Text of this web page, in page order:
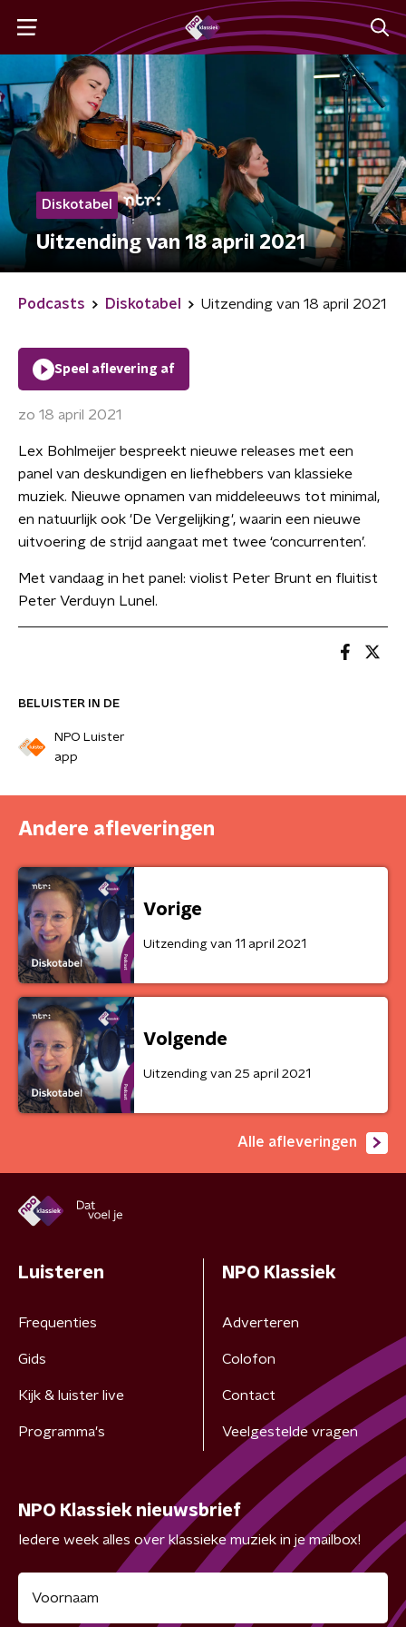
Diskotabel
Uitzending van 18 april 2021
Podcasts Diskotabel Uitzending van 18 april 2021
BELUISTER IN DE
NPO Luister
app
Speel aflevering af
zo 18 april 2021
Lex Bohlmeijer bespreekt nieuwe releases met een
panel van deskundigen en liefhebbers van klassieke
muziek. Nieuwe opnamen van middeleeuws tot minimal,
en natuurlijk ook 'De Vergelijking', waarin een nieuwe
uitvoering de strijd aangaat met twee ‘concurrenten’.
Met vandaag in het panel: violist Peter Brunt en fluitist
Peter Verduyn Lunel.
Andere afleveringen
Vorige
Uitzending van 11 april 2021
Volgende
Uitzending van 25 april 2021
Alle afleveringen
Luisteren
Frequenties
Gids
Kijk & luister live
Programma's
NPO Klassiek
Adverteren
Colofon
Contact
Veelgestelde vragen
NPO Klassiek nieuwsbrief
Iedere week alles over klassieke muziek in je mailbox!